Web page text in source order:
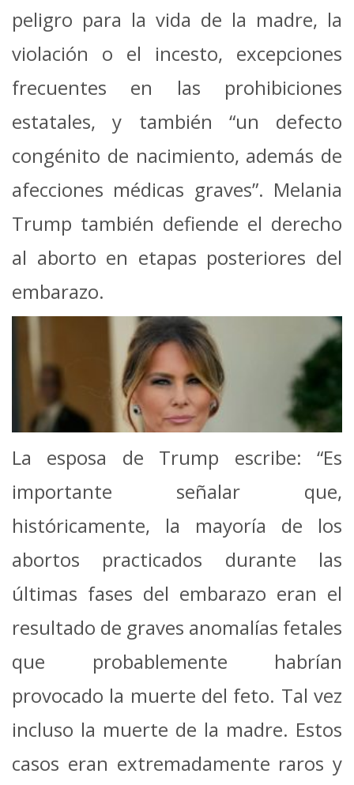
peligro para la vida de la madre, la
violación o el incesto, excepciones
frecuentes en las prohibiciones
estatales, y también “un defecto
congénito de nacimiento, además de
afecciones médicas graves”. Melania
Trump también defiende el derecho
al aborto en etapas posteriores del
embarazo.
La esposa de Trump escribe: “Es
importante señalar que,
históricamente, la mayoría de los
abortos practicados durante las
últimas fases del embarazo eran el
resultado de graves anomalías fetales
que probablemente habrían
provocado la muerte del feto. Tal vez
incluso la muerte de la madre. Estos
casos eran extremadamente raros y